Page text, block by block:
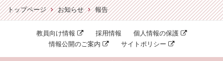
トップページ お知らせ 報告
教員向け情報 採用情報
個人情報の保護
情報公開のご案内
サイトポリシー